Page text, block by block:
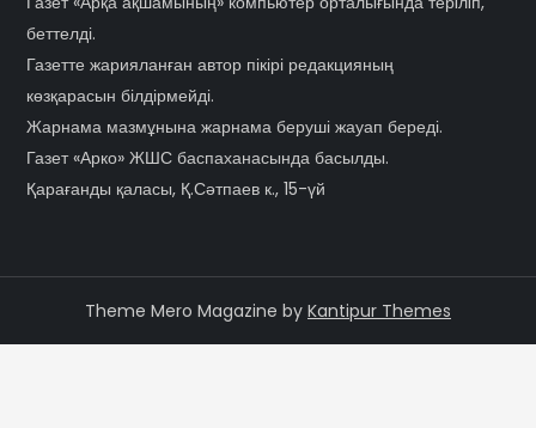
беттелді.
Газетте жарияланған автор пікірі редакцияның
көзқарасын білдірмейді.
Жарнама мазмұнына жарнама беруші жауап береді.
Газет «Арко» ЖШС баспаханасында басылды.
Қарағанды қаласы, Қ.Сәтпаев к., 15-үй
Theme Mero Magazine by Kantipur Themes